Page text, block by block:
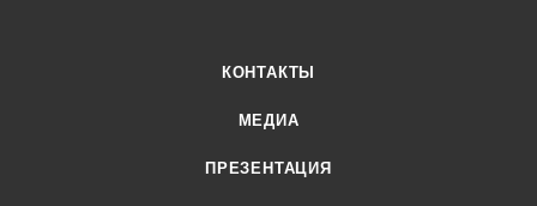
КОНТАКТЫ
МЕДИА
ПРЕЗЕНТАЦИЯ